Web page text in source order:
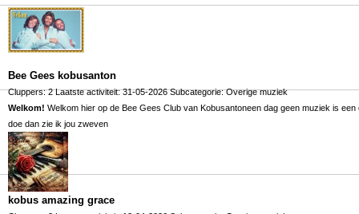
Bee Gees kobusanton
Cluppers: 2 Laatste activiteit: 31-05-2026 Subcategorie:Overige muziek
Welkom! Welkom hier op de Bee Gees Club van Kobusantoneen dag geen muziek is
doe dan zie ik jou zweven
kobus amazing grace